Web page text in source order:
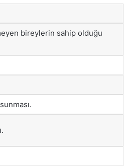
bireylerin sahip olduğu